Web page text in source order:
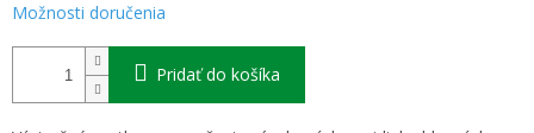
Možnosti doručenia
Pridať do košíka